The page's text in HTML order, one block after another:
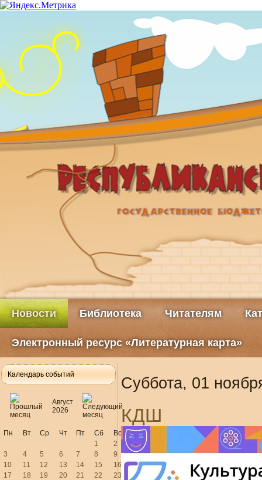
Новости Библиотека Читателям
Электронный ресурс «Литературная карта»
Календарь событий
Август
2026
Пн Вт Ср Чт Пт Сб
Вс
1
2
3
4 5 6 7 8
9
10
11 12 13 14 15
16
17
18 19 20 21 22
23
Суббота, 01
КДШ